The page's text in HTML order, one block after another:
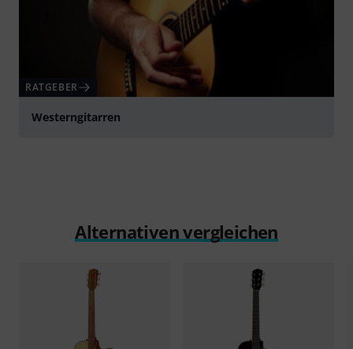
RATGEBER
Westerngitarren
Alternativen vergleichen